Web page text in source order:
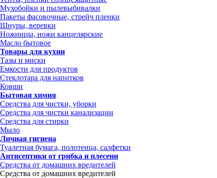
Мухобойки и пылевыбивалки
Пакеты фасовочные, стрейч пленки
Шнуры, веревки
Ножницы, ножи канцелярские
Масло бытовое
Товары для кухни
Тазы и миски
Емкости для продуктов
Стеклотара для напитков
Ковши
Бытовая химия
Средства для чистки, уборки
Средства для чистки канализации
Средства для стирки
Мыло
Личная гигиена
Туалетная бумага, полотенца, салфетки
Антисептики от грибка и плесени
Средства от домашних вредителей
Средства от домашних вредителей